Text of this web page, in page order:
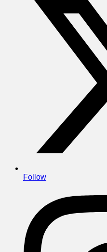
Follow